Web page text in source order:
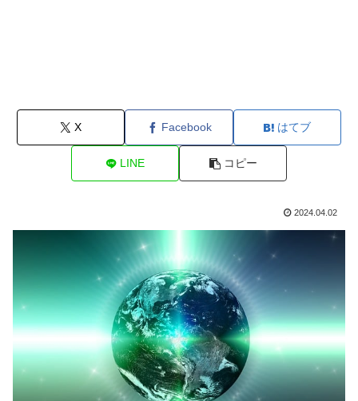
X Facebook はてブ
LINE コピー
2024.04.02